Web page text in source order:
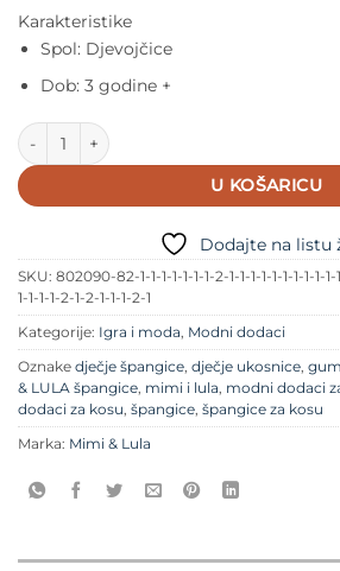
Karakteristike
Spol: Djevojčice
Dob: 3 godine +
Mimi & Lula - Dječje špangice za kosu
U KOŠARICU
Dodajte na listu
SKU: 802090-82-1-1-1-1-1-1-1-2-1-1-1-1-1-1-1-1-1-1-
1-1-1-1-2-1-2-1-1-1-2-1
Kategorije: Igra i moda, Modni dodaci
Oznake dječje špangice, dječje ukosnice,
& LULA špangice, mimi i lula, modni dodaci
dodaci za kosu, špangice, špangice za kosu
Marka: Mimi & Lula